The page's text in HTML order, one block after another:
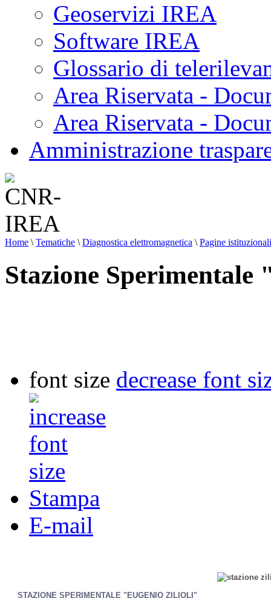
Geoservizi IREA
Software IREA
Glossario di
Area Riservata -
Area Riservata -
Amministrazione
Home \ Tematiche \ Diagnostica elettromagnetica \ Pagine istituzionali
Stazione
font size decrease font
Stampa
E-mail
STAZIONE SPERIMENTALE "EUGENIO ZILIOLI"